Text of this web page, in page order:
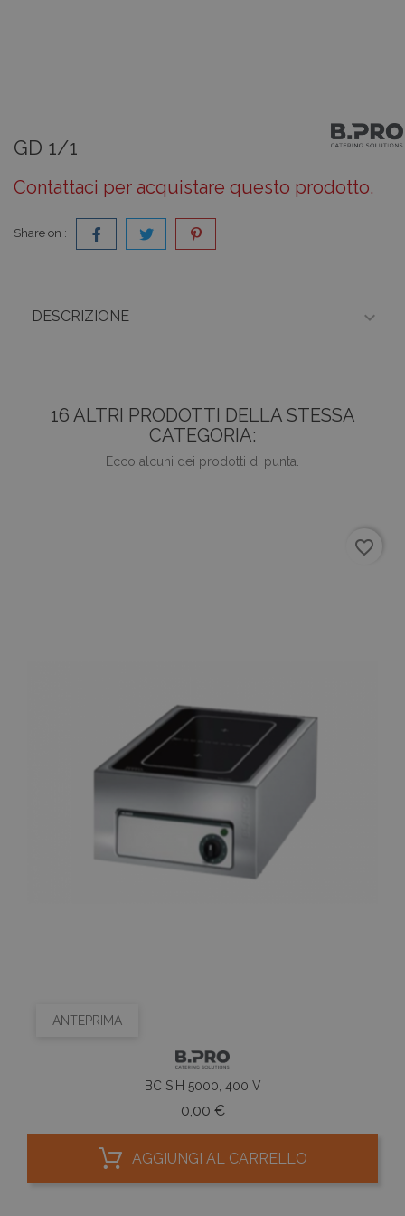
GD 1/1
Contattaci per acquistare questo prodotto.
Share on :
DESCRIZIONE 
16 ALTRI PRODOTTI DELLA STESSA
CATEGORIA:
Ecco alcuni dei prodotti di punta.
ANTEPRIMA
BC SIH 5000, 400 V
0,00 €Prezzo
AGGIUNGI AL CARRELLO
favorite_border